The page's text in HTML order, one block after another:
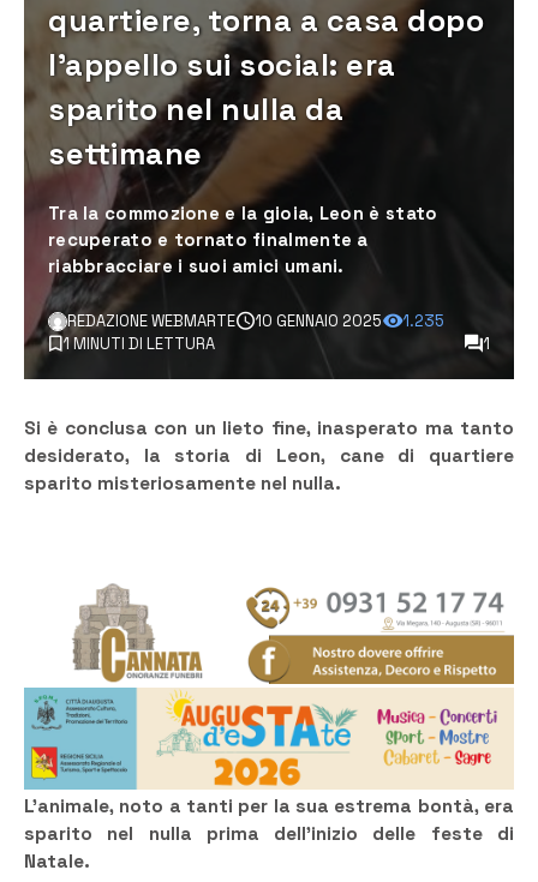
quartiere, torna a casa dopo
l’appello sui social: era
sparito nel nulla da
settimane
Tra la commozione e la gioia, Leon è stato
recuperato e tornato finalmente a
riabbracciare i suoi amici umani.
REDAZIONE WEBMARTE 10 GENNAIO 2025
1.235
1 MINUTI DI LETTURA
1
Si è conclusa con un lieto fine, inasperato ma tanto
desiderato, la storia di Leon, cane di quartiere
sparito misteriosamente nel nulla.
L’animale, noto a tanti per la sua estrema bontà, era
sparito nel nulla prima dell’inizio delle feste di
Natale.